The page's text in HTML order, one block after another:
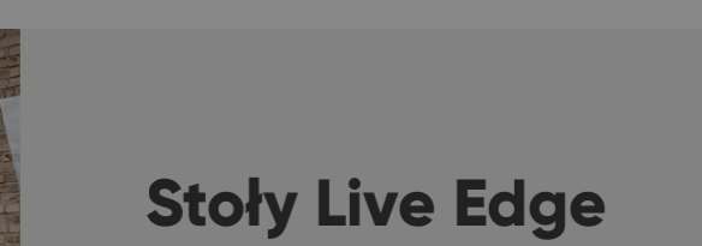
Stoły Live Edge